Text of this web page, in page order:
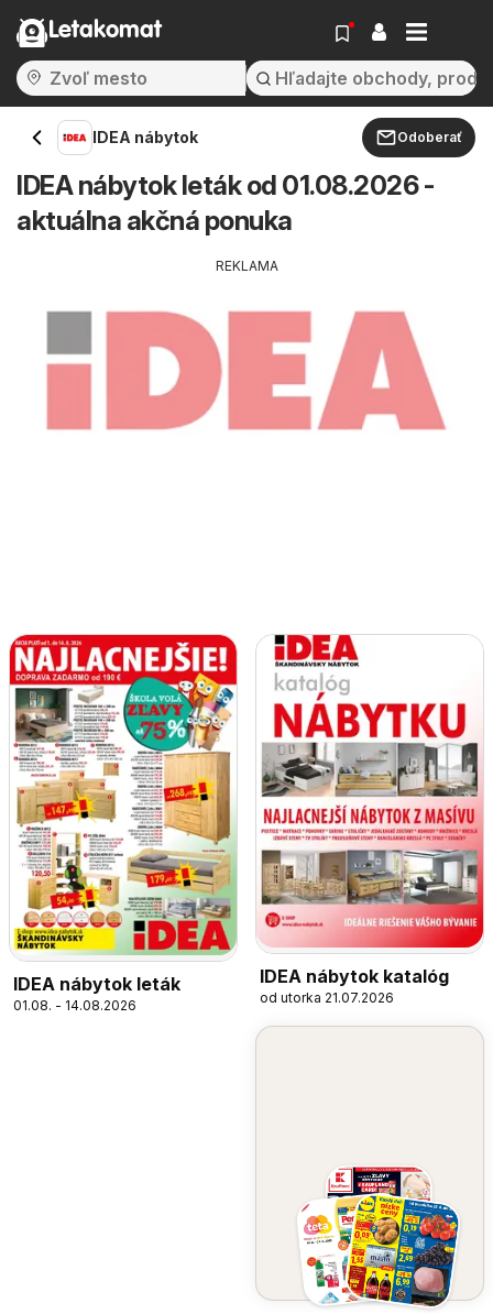
Letakomat
IDEA nábytok Odoberať
IDEA nábytok leták od 01.08.2026 -
aktuálna akčná ponuka
REKLAMA
IDEA nábytok leták
01.08. - 14.08.2026
IDEA nábytok katalóg
od utorka 21.07.2026